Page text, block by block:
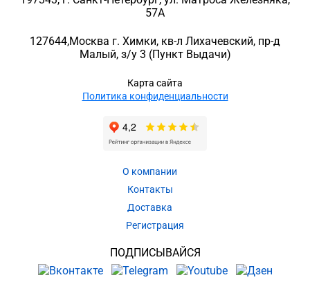
57A
127644,Москва г. Химки, кв-л Лихачевский, пр-д
Малый, з/у 3 (Пункт Выдачи)
Карта сайта
Политика конфиденциальности
О компании
Контакты
Доставка
Регистрация
ПОДПИСЫВАЙСЯ